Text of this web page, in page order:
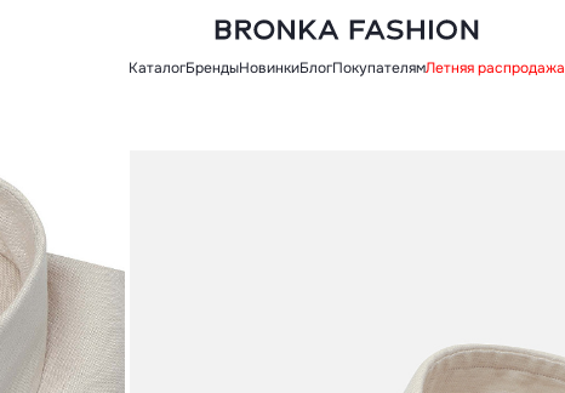
КаталогБрендыНовинкиБлогПокупателямЛетняя распродажа